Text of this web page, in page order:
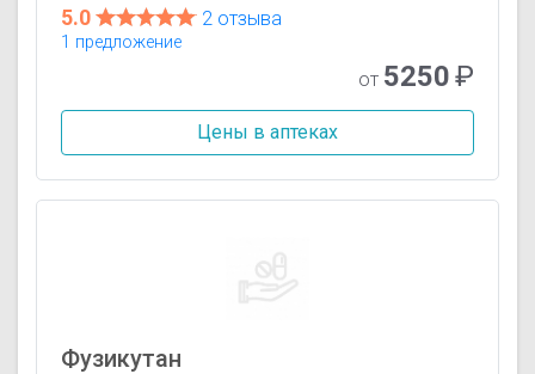
5.0 2 отзыва
1 предложение
от 5250₽
Цены в аптеках
Фузикутан